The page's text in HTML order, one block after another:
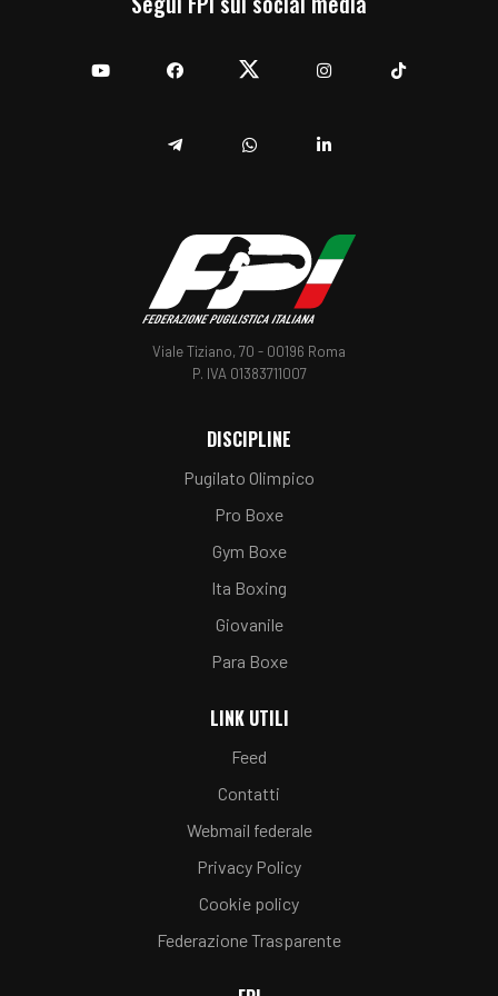
Viale Tiziano, 70 - 00196 Roma
P. IVA 01383711007
DISCIPLINE
Pugilato Olimpico
Pro Boxe
Gym Boxe
Ita Boxing
Giovanile
Para Boxe
LINK UTILI
Feed
Contatti
Webmail federale
Privacy Policy
Cookie policy
Federazione Trasparente